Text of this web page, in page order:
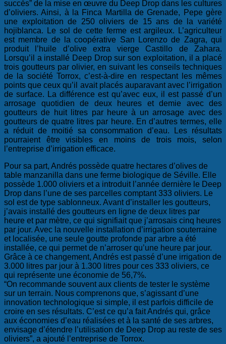
succès” de la mise en œuvre du Deep Drop dans les cultures
d’oliviers. Ainsi, à la Finca Martilla de Grenade, Pepe gère
une exploitation de 250 oliviers de 15 ans de la variété
hojiblanca. Le sol de cette ferme est argileux. L’agriculteur
est membre de la coopérative San Lorenzo de Zagra, qui
produit l’huile d’olive extra vierge Castillo de Zahara.
Lorsqu’il a installé Deep Drop sur son exploitation, il a placé
trois goutteurs par olivier, en suivant les conseils techniques
de la société Torrox, c’est-à-dire en respectant les mêmes
points que ceux qu’il avait placés auparavant avec l’irrigation
de surface. La différence est qu’avec eux, il est passé d’un
arrosage quotidien de deux heures et demie avec des
goutteurs de huit litres par heure à un arrosage avec des
goutteurs de quatre litres par heure. En d’autres termes, elle
a réduit de moitié sa consommation d’eau. Les résultats
pourraient être visibles en moins de trois mois, selon
l’entreprise d’irrigation efficace.
Pour sa part, Andrés possède quatre hectares d’olives de
table manzanilla dans une ferme biologique de Séville. Elle
possède 1.000 oliviers et a introduit l’année dernière le Deep
Drop dans l’une de ses parcelles comptant 333 oliviers. Le
sol est de type sablonneux. Avant d’installer les goutteurs,
j’avais installé des goutteurs en ligne de deux litres par
heure et par mètre, ce qui signifiait que j’arrosais cinq heures
par jour. Avec la nouvelle installation d’irrigation souterraine
et localisée, une seule goutte profonde par arbre a été
installée, ce qui permet de n’arroser qu’une heure par jour.
Grâce à ce changement, Andrés est passé d’une irrigation de
3.000 litres par jour à 1.300 litres pour ces 333 oliviers, ce
qui représente une économie de 56,7%.
“On recommande souvent aux clients de tester le système
sur un terrain. Nous comprenons que, s’agissant d’une
innovation technologique si simple, il est parfois difficile de
croire en ses résultats. C’est ce qu’a fait Andrés qui, grâce
aux économies d’eau réalisées et à la santé de ses arbres,
envisage d’étendre l’utilisation de Deep Drop au reste de ses
oliviers”, a ajouté l’entreprise de Torrox.